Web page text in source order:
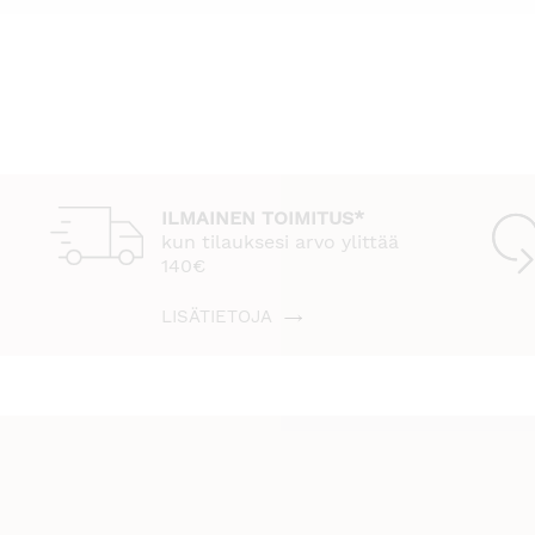
ILMAINEN TOIMITUS*
kun tilauksesi arvo ylittää
140€
LISÄTIETOJA